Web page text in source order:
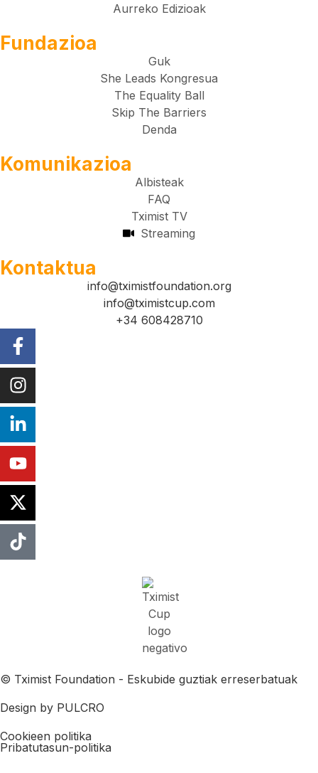
Aurreko Edizioak
Fundazioa
Guk
She Leads Kongresua
The Equality Ball
Skip The Barriers
Denda
Komunikazioa
Albisteak
FAQ
Tximist TV
Streaming
Kontaktua
info@tximistfoundation.org
info@tximistcup.com
+34 608428710
© Tximist Foundation - Eskubide guztiak erreserbatuak
Design by PULCRO
Cookieen politika
Pribatutasun-politika​